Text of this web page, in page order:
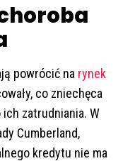
powrócić na rynek
co zniechęca
zatrudniania. W
Cumberland,
kredytu nie ma